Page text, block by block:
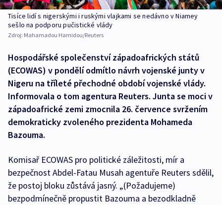
Tisíce lidí s nigerskými i ruskými vlajkami se nedávno v Niamey
sešlo na podporu pučistické vlády
Zdroj: Mahamadou Hamidou/Reuters
Hospodářské společenství západoafrických států
(ECOWAS) v pondělí odmítlo návrh vojenské junty v
Nigeru na tříleté přechodné období vojenské vlády.
Informovala o tom agentura Reuters. Junta se moci v
západoafrické zemi zmocnila 26. července svržením
demokraticky zvoleného prezidenta Mohameda
Bazouma.
Komisař ECOWAS pro politické záležitosti, mír a
bezpečnost Abdel-Fatau Musah agentuře Reuters sdělil,
že postoj bloku zůstává jasný. „(Požadujeme)
bezpodmínečně propustit Bazouma a bezodkladně